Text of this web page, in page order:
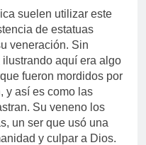
suelen utilizar este
de estatuas
veneración. Sin
aquí era algo
fueron mordidos por
y así es como las
Su veneno los
un ser que usó una
y culpar a Dios.